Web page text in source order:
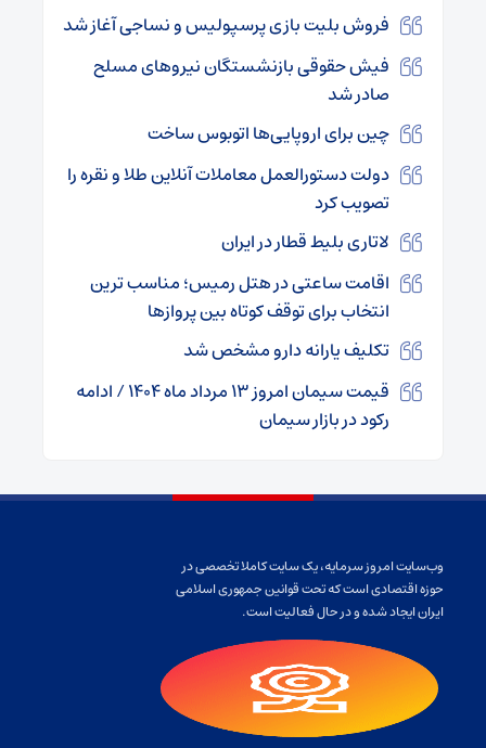
فروش بلیت بازی پرسپولیس و نساجی آغاز شد
فیش حقوقی بازنشستگان نیروهای مسلح
صادر شد
چین برای اروپایی‌ها اتوبوس ساخت
دولت دستورالعمل معاملات آنلاین طلا و نقره را
تصویب کرد
لاتاری بلیط قطار در ایران
اقامت ساعتی در هتل رمیس؛ مناسب ترین
انتخاب برای توقف کوتاه بین پروازها
تکلیف یارانه دارو مشخص شد
قیمت سیمان امروز ۱۳ مرداد ماه ۱۴۰۴ / ادامه
رکود در بازار سیمان
وب‌سایت امروز سرمایه، یک سایت کاملا تخصصی در
حوزه اقتصادی است که تحت قوانین جمهوری اسلامی
ایران ایجاد شده و در حال فعالیت است.